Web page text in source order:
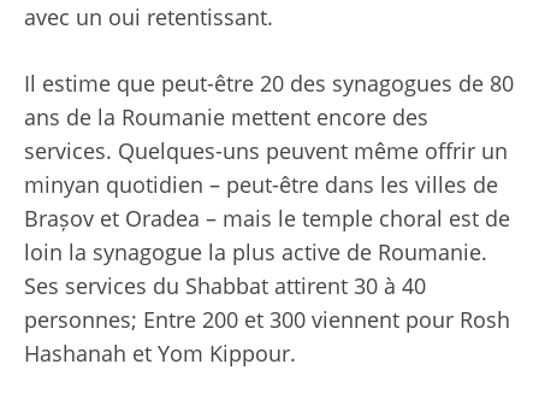
avec un oui retentissant.
Il estime que peut-être 20 des synagogues de 80
ans de la Roumanie mettent encore des
services. Quelques-uns peuvent même offrir un
minyan quotidien – peut-être dans les villes de
Brașov et Oradea – mais le temple choral est de
loin la synagogue la plus active de Roumanie.
Ses services du Shabbat attirent 30 à 40
personnes; Entre 200 et 300 viennent pour Rosh
Hashanah et Yom Kippour.